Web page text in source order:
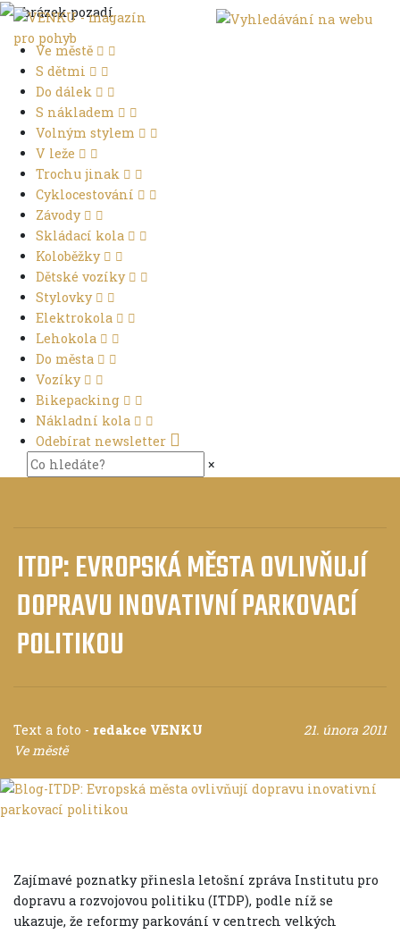
Ve městě
S dětmi
Do dálek
S nákladem
Volným stylem
V leže
Trochu jinak
Cyklocestování
Závody
Skládací kola
Koloběžky
Dětské vozíky
Stylovky
Elektrokola
Lehokola
Do města
Vozíky
Bikepacking
Nákladní kola
Odebírat newsletter
×
ITDP: EVROPSKÁ MĚSTA OVLIVŇUJÍ
DOPRAVU INOVATIVNÍ PARKOVACÍ
POLITIKOU
Text a foto - redakce VENKU
21. února 2011
Ve městě
Zajímavé poznatky přinesla letošní zpráva Institutu pro
dopravu a rozvojovou politiku (ITDP), podle níž se
ukazuje, že reformy parkování v centrech velkých